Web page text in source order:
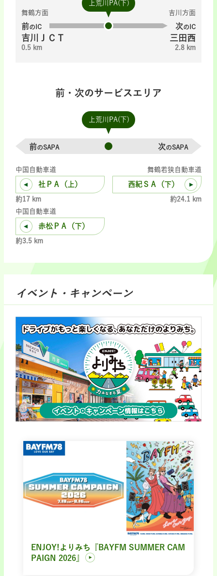
上荒川PA(下)
舞鶴方面
前のIC
吉川ＪＣＴ
0.5 km
吉川方面
次のIC
三田西
2.8 km
前・次のサービスエリア
上荒川PA(下)
前のSAPA 次のSAPA
中国自動車道
社ＰＡ（上）
約17 km
中国自動車道
赤松ＰＡ（下）
約3.5 km
舞鶴若狭自動車道
西紀ＳＡ（下）
約24.1 km
イベント・キャンペーン
ENJOY!よりみち『BAYFM SUMMER CAM
PAIGN 2026』